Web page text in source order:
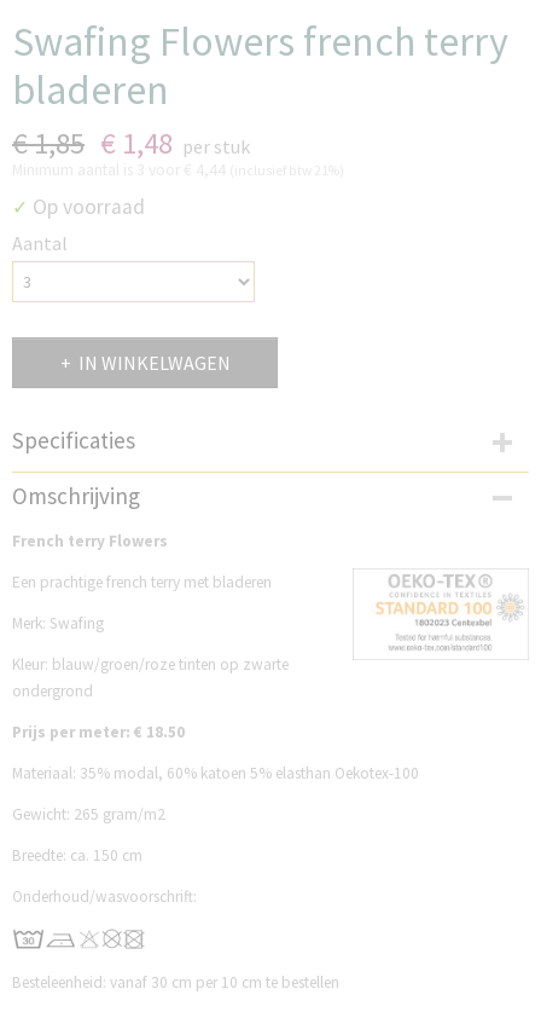
Swafing Flowers french terry
bladeren
€ 1,85 € 1,48 per stuk
✓ Op voorraad
Aantal
IN WINKELWAGEN
Specificaties
Productcode
SFT299F
Omschrijving
French terry Flowers
Een prachtige french terry met bladeren
Merk: Swafing
Kleur: blauw/groen/roze tinten op zwarte
ondergrond
Prijs per meter: € 18.50
Materiaal: 35% modal, 60% katoen 5% elasthan Oekotex-100
Gewicht: 265 gram/m2
Breedte: ca. 150 cm
Onderhoud/wasvoorschrift:
Besteleenheid: vanaf 30 cm per 10 cm te bestellen